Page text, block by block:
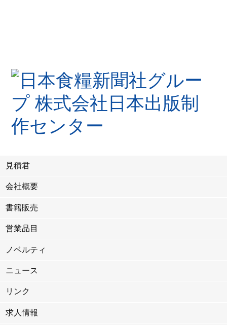
見積君
会社概要
書籍販売
営業品目
ノベルティ
ニュース
リンク
求人情報